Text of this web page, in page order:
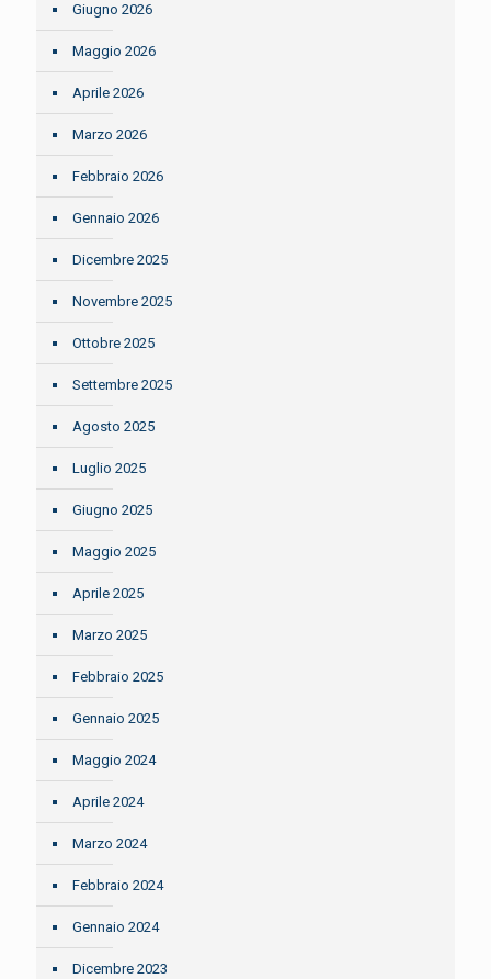
Giugno 2026
Maggio 2026
Aprile 2026
Marzo 2026
Febbraio 2026
Gennaio 2026
Dicembre 2025
Novembre 2025
Ottobre 2025
Settembre 2025
Agosto 2025
Luglio 2025
Giugno 2025
Maggio 2025
Aprile 2025
Marzo 2025
Febbraio 2025
Gennaio 2025
Maggio 2024
Aprile 2024
Marzo 2024
Febbraio 2024
Gennaio 2024
Dicembre 2023